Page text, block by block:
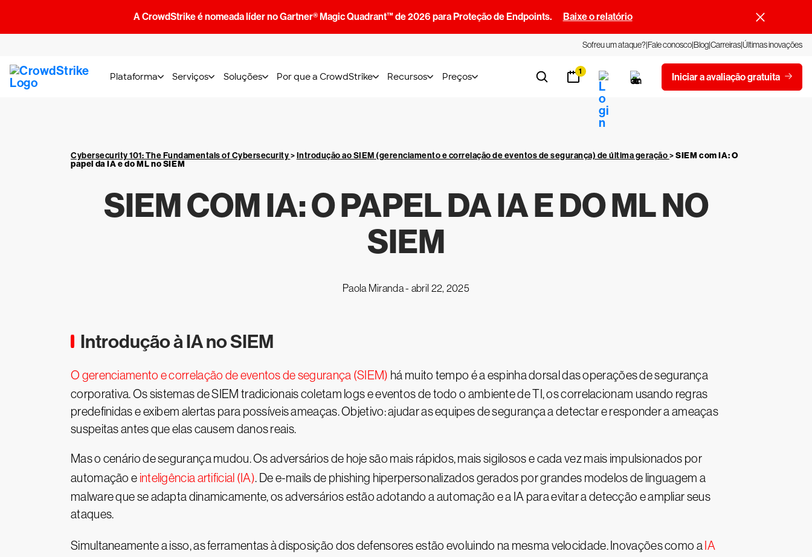
A CrowdStrike é nomeada líder no Gartner® Magic Quadrant™ de 2026 para Proteção de Endpoints. Baixe o relatório
Sofreu um ataque?Fale conoscoBlogCarreirasÚltimas inovações
Plataforma Serviços Soluções Por que a CrowdStrike Recursos Preços 1 Iniciar a avaliação gratuita
Cybersecurity 101: The Fundamentals of Cybersecurity>Introdução ao SIEM (gerenciamento e correlação de eventos de segurança) de última geração>SIEM com IA: O
papel da IA e do ML no SIEM
SIEM COM IA: O PAPEL DA IA E DO ML NO
SIEM
Paola Miranda - abril 22, 2025
Introdução à IA no SIEM
O gerenciamento e correlação de eventos de segurança (SIEM) há muito tempo é a espinha dorsal das operações de segurança
corporativa. Os sistemas de SIEM tradicionais coletam logs e eventos de todo o ambiente de TI, os correlacionam usando regras
predefinidas e exibem alertas para possíveis ameaças. Objetivo: ajudar as equipes de segurança a detectar e responder a ameaças
suspeitas antes que elas causem danos reais.
Mas o cenário de segurança mudou. Os adversários de hoje são mais rápidos, mais sigilosos e cada vez mais impulsionados por
automação e inteligência artificial (IA). De e-mails de phishing hiperpersonalizados gerados por grandes modelos de linguagem a
malware que se adapta dinamicamente, os adversários estão adotando a automação e a IA para evitar a detecção e ampliar seus
ataques.
Simultaneamente a isso, as ferramentas à disposição dos defensores estão evoluindo na mesma velocidade. Inovações como a IA